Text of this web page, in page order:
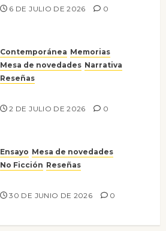
6 DE JULIO DE 2026 0
Contemporánea Memorias
Mesa de novedades Narrativa
Reseñas
2 DE JULIO DE 2026 0
Ensayo Mesa de novedades
No Ficción Reseñas
30 DE JUNIO DE 2026 0